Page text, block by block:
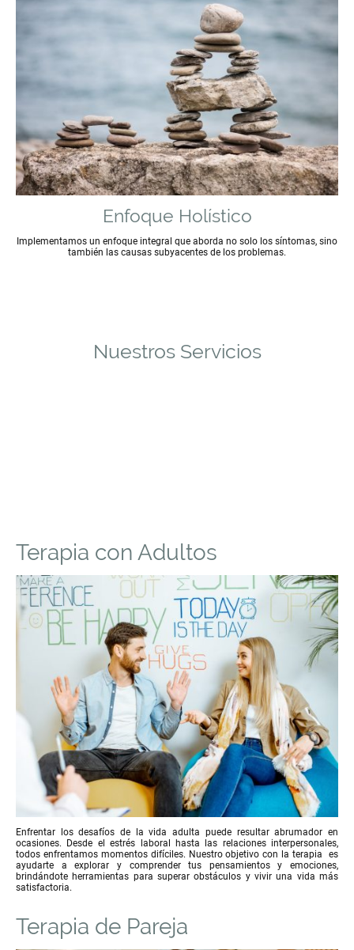
Enfoque Holístico
Implementamos un enfoque integral que aborda no solo los síntomas, sino
también las causas subyacentes de los problemas.
Nuestros Servicios
Terapia con Adultos
Enfrentar los desafíos de la vida adulta puede resultar abrumador en
ocasiones. Desde el estrés laboral hasta las relaciones interpersonales,
todos enfrentamos momentos difíciles. Nuestro objetivo con la terapia es
ayudarte a explorar y comprender tus pensamientos y emociones,
brindándote herramientas para superar obstáculos y vivir una vida más
satisfactoria.
Terapia de Pareja